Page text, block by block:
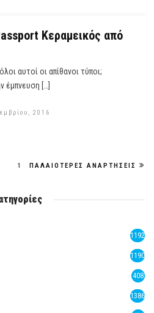
Κεραμεικός από
αυτοί οι απίθανοι τύποι;
[…]
2016
1 ΠΑΛΑΙΌΤΕΡΕΣ ΑΝΑΡΤΉΣΕΙΣ
1192
1190
408
1386